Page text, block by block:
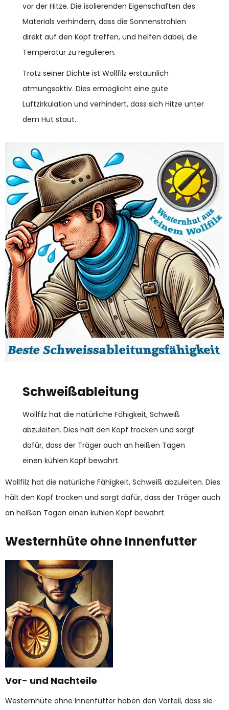
vor der Hitze. Die isolierenden Eigenschaften des
Materials verhindern, dass die Sonnenstrahlen
direkt auf den Kopf treffen, und helfen dabei, die
Temperatur zu regulieren.
Trotz seiner Dichte ist Wollfilz erstaunlich
atmungsaktiv. Dies ermöglicht eine gute
Luftzirkulation und verhindert, dass sich Hitze unter
dem Hut staut.
Schweißableitung
Wollfilz hat die natürliche Fähigkeit, Schweiß
abzuleiten. Dies hält den Kopf trocken und sorgt
dafür, dass der Träger auch an heißen Tagen
einen kühlen Kopf bewahrt.
Wollfilz hat die natürliche Fähigkeit, Schweiß abzuleiten. Dies
hält den Kopf trocken und sorgt dafür, dass der Träger auch
an heißen Tagen einen kühlen Kopf bewahrt.
Westernhüte ohne Innenfutter
Vor- und Nachteile
Westernhüte ohne Innenfutter haben den Vorteil, dass sie